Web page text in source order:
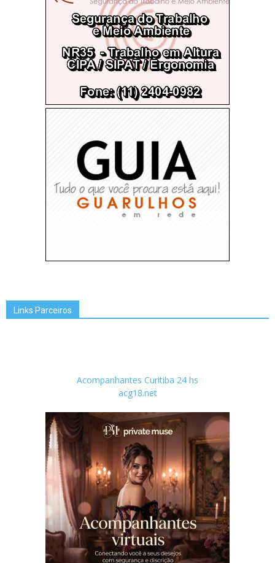
Links Parceiros
Acompanhantes Curitiba 24 hs
acg18.net